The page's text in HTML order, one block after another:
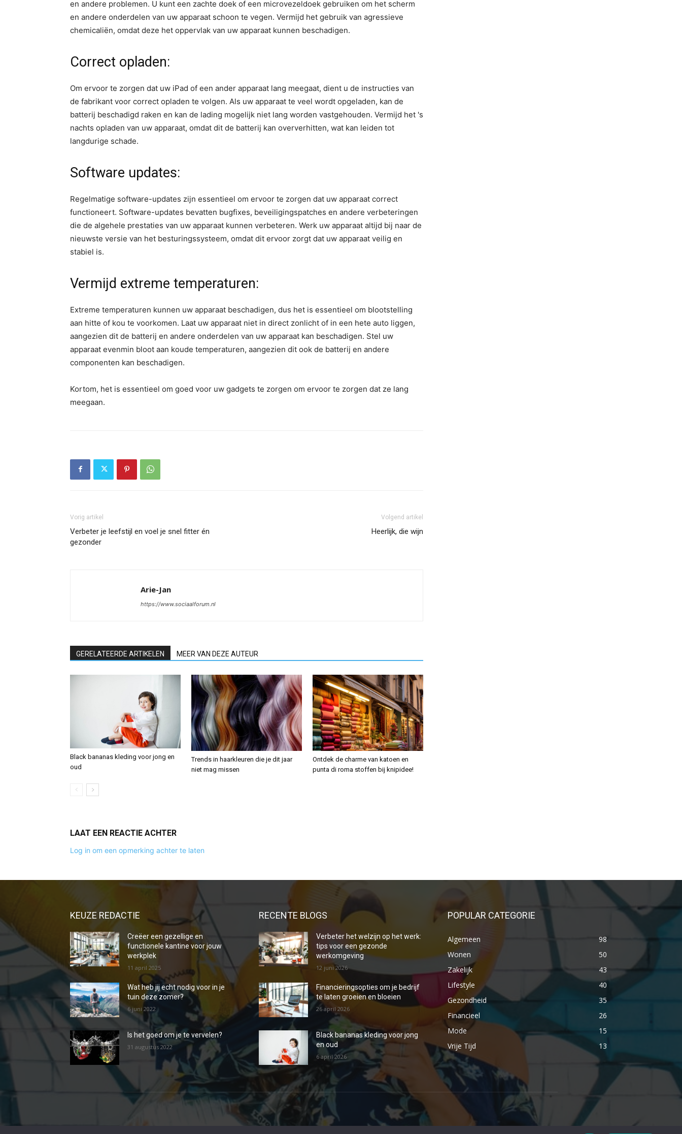
en andere problemen. U kunt een zachte doek of een microvezeldoek gebruiken om het scherm
en andere onderdelen van uw apparaat schoon te vegen. Vermijd het gebruik van agressieve
chemicaliën, omdat deze het oppervlak van uw apparaat kunnen beschadigen.
Correct opladen:
Om ervoor te zorgen dat uw iPad of een ander apparaat lang meegaat, dient u de instructies van
de fabrikant voor correct opladen te volgen. Als uw apparaat te veel wordt opgeladen, kan de
batterij beschadigd raken en kan de lading mogelijk niet lang worden vastgehouden. Vermijd het 's
nachts opladen van uw apparaat, omdat dit de batterij kan oververhitten, wat kan leiden tot
langdurige schade.
Software updates:
Regelmatige software-updates zijn essentieel om ervoor te zorgen dat uw apparaat correct
functioneert. Software-updates bevatten bugfixes, beveiligingspatches en andere verbeteringen
die de algehele prestaties van uw apparaat kunnen verbeteren. Werk uw apparaat altijd bij naar de
nieuwste versie van het besturingssysteem, omdat dit ervoor zorgt dat uw apparaat veilig en
stabiel is.
Vermijd extreme temperaturen:
Extreme temperaturen kunnen uw apparaat beschadigen, dus het is essentieel om blootstelling
aan hitte of kou te voorkomen. Laat uw apparaat niet in direct zonlicht of in een hete auto liggen,
aangezien dit de batterij en andere onderdelen van uw apparaat kan beschadigen. Stel uw
apparaat evenmin bloot aan koude temperaturen, aangezien dit ook de batterij en andere
componenten kan beschadigen.
Kortom, het is essentieel om goed voor uw gadgets te zorgen om ervoor te zorgen dat ze lang
meegaan.
Vorig artikel
Verbeter je leefstijl en voel je snel fitter én
gezonder
Volgend artikel
Heerlijk, die wijn
Arie-Jan
https://www.sociaalforum.nl
GERELATEERDE ARTIKELEN MEER VAN DEZE AUTEUR
Black bananas kleding voor jong en
oud
Trends in haarkleuren die je dit jaar
niet mag missen
Ontdek de charme van katoen en
punta di roma stoffen bij knipidee!
LAAT EEN REACTIE ACHTER
Log in om een opmerking achter te laten
KEUZE REDACTIE
Creëer een gezellige en
functionele kantine voor jouw
werkplek
11 april 2025
Wat heb jij echt nodig voor in je
tuin deze zomer?
6 juni 2022
Is het goed om je te vervelen?
31 augustus 2022
RECENTE BLOGS
Verbeter het welzijn op het werk:
tips voor een gezonde
werkomgeving
12 juni 2026
Financieringsopties om je bedrijf
te laten groeien en bloeien
26 april 2026
Black bananas kleding voor jong
en oud
6 april 2026
POPULAR CATEGORIE
Algemeen
98
Wonen
50
Zakelijk
43
Lifestyle
40
Gezondheid
35
Financieel
26
Mode
15
Vrije Tijd
13